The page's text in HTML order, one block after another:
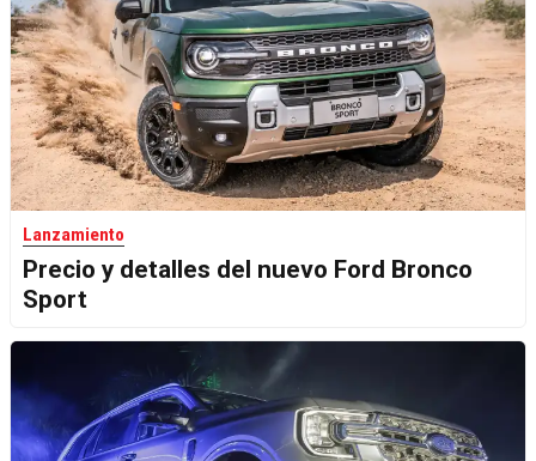
Lanzamiento
Precio y detalles del nuevo Ford Bronco
Sport